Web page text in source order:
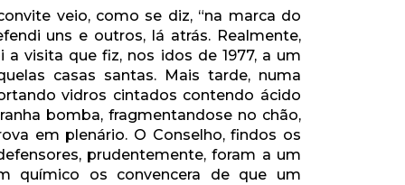
veio, como se diz, “na marca do
uns e outros, lá atrás. Realmente,
visita que fiz, nos idos de 1977, a um
casas santas. Mais tarde, numa
vidros cintados contendo ácido
bomba, fragmentandose no chão,
em plenário. O Conselho, findos os
prudentemente, foram a um
químico os convencera de que um